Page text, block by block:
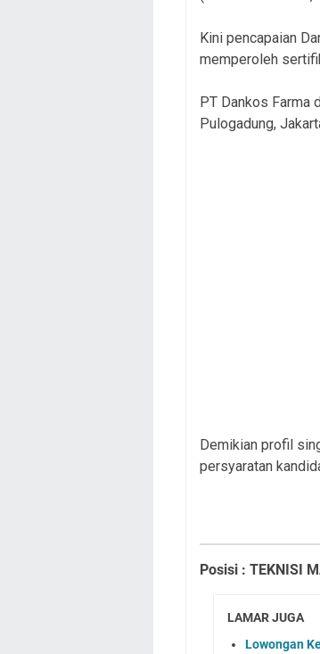
Kini pencapaian
memperoleh
PT Dankos Farma
Pulogadung,
Demikian profil
persyaratan
Posisi : TEKNISI
LAMAR JUGA
Lowongan